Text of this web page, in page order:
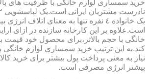
خرید سمساری لوازم خانگی با ظرفیت های
یک خانواده ٤ نفره تنها به معنای اتلاف
است.علاوه بر این کارخانه سازنده در ازای
خانگی با حجم بالاتر،برای محصول خود قیمت
کند.به این ترتیب خرید سمساری لوازم خانگی
نیاز به معنی پرداخت پول بیشتر برای خرید
بیشتر انرژی مصرفی است.